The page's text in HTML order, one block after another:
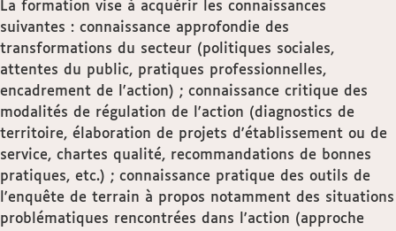
La formation vise à acquérir les connaissances
suivantes : connaissance approfondie des
transformations du secteur (politiques sociales,
attentes du public, pratiques professionnelles,
encadrement de l'action) ; connaissance critique des
modalités de régulation de l'action (diagnostics de
territoire, élaboration de projets d'établissement ou de
service, chartes qualité, recommandations de bonnes
pratiques, etc.) ; connaissance pratique des outils de
l'enquête de terrain à propos notamment des situations
problématiques rencontrées dans l'action (approche